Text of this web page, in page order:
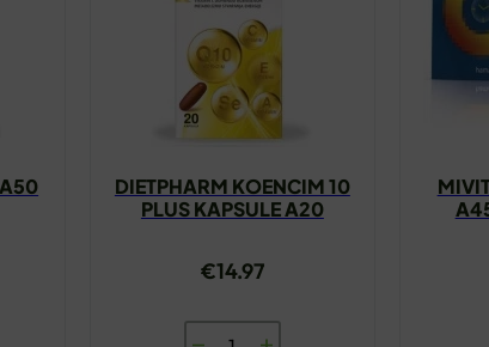
A50
DIETPHARM KOENCIM 10
PLUS KAPSULE A20
€14.97
DIETPHARM